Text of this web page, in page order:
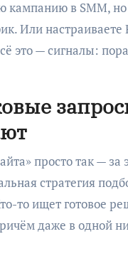
кампанию в SMM,
Или
это — сигналы:
просто так — за
стратегия
то ищет готовое
даже в одной